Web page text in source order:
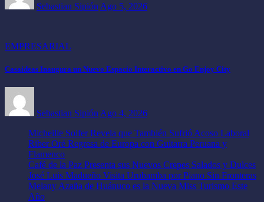
Sebastian Sipión Ago 5, 2026
EMPRESARIAL
Casaideas Inaugura un Nuevo Espacio Interactivo en Go Enjoy City
Sebastian Sipión Ago 4, 2026
Micheille Soifer Revela que También Sufrió Acoso Laboral
Riber Oré Regresa de Europa con Guitarra Peruana y
Flamenco
Café de la Paz Presenta sus Nuevos Crepes Salados y Dulces
José Luis Madueño Visita Urubamba por Piano Sin Fronteras
Melany Azaña de Huánuco es la Nueva Miss Turismo Este
Año